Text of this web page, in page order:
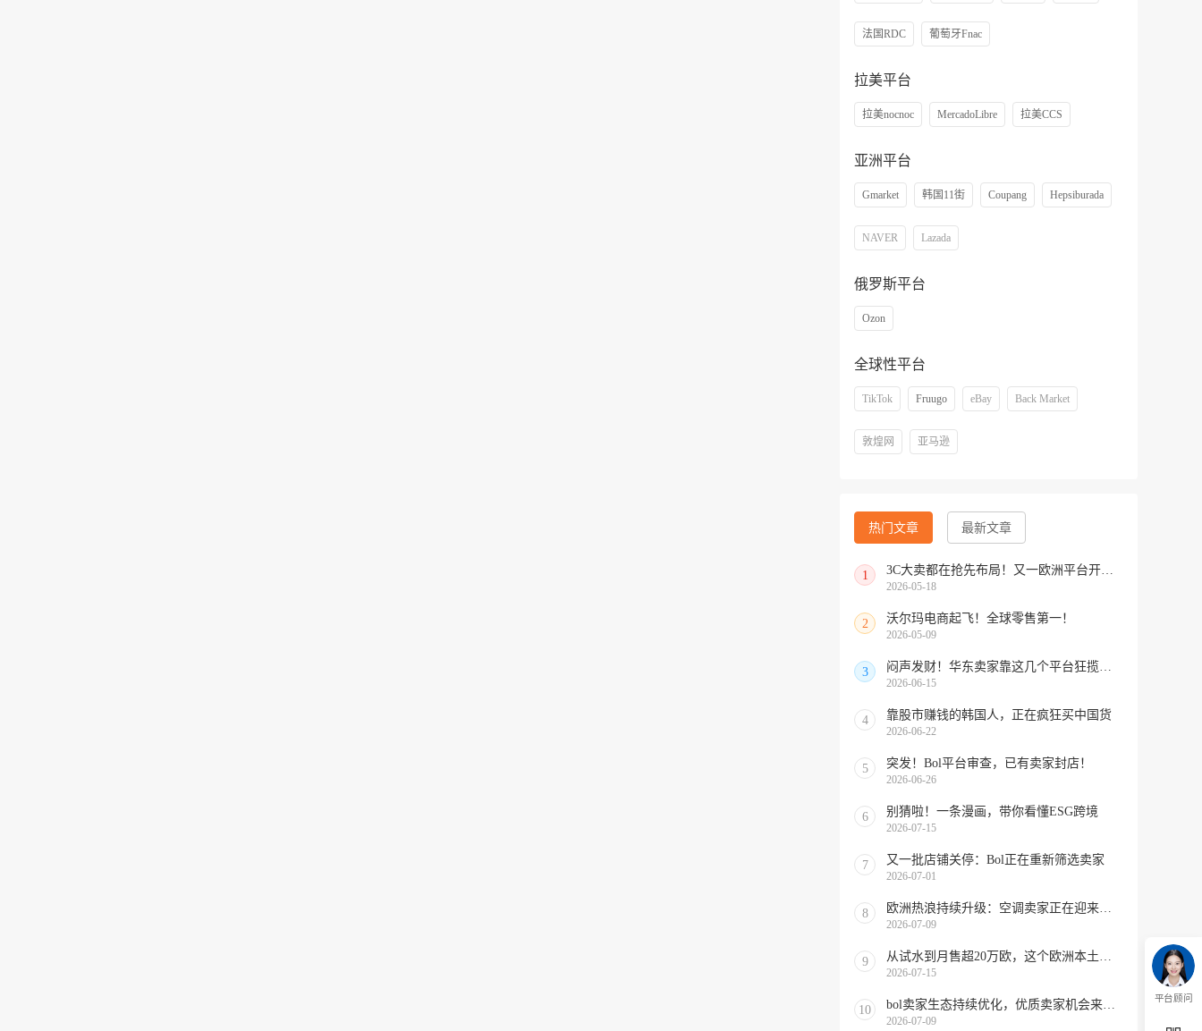
法国RDC 葡萄牙Fnac
拉美平台
拉美nocnoc MercadoLibre 拉美CCS
亚洲平台
Gmarket 韩国11街 Coupang Hepsiburada
NAVER Lazada
俄罗斯平台
Ozon
全球性平台
TikTok Fruugo eBay Back Market
敦煌网 亚马逊
热门文章 最新文章
1 3C大卖都在抢先布局！又一欧洲平台开放中国招商
2026-05-18
2 沃尔玛电商起飞！全球零售第一！
2026-05-09
3 闷声发财！华东卖家靠这几个平台狂揽北美订单，华南机会来了！
2026-06-15
4 靠股市赚钱的韩国人，正在疯狂买中国货
2026-06-22
5 突发！Bol平台审查，已有卖家封店！
2026-06-26
6 别猜啦！一条漫画，带你看懂ESG跨境
2026-07-15
7 又一批店铺关停：Bol正在重新筛选卖家
2026-07-01
8 欧洲热浪持续升级：空调卖家正在迎来窗口期！
2026-07-09
9 从试水到月售超20万欧，这个欧洲本土平台被低估了
2026-07-15
10 bol卖家生态持续优化，优质卖家机会来啦！
2026-07-09
平台顾问